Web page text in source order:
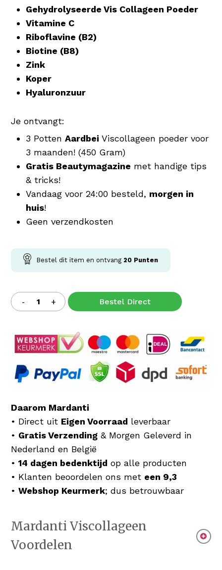
Gehydrolyseerde Vis Collageen Poeder
Vitamine C
Riboflavine (B2)
Biotine (B8)
Zink
Koper
Hyaluronzuur
Je ontvangt:
3 PottenAardbei Viscollageen poeder voor
3 maanden! (450 Gram)
Gratis Beautymagazine met handige tips
& tricks!
Vandaag voor 24:00 besteld, morgen in
huis!
Geen verzendkosten
Bestel dit item en ontvang 20 Punten
Bestel Direct
Daarom Mardanti
• Direct uit Eigen Voorraad leverbaar
• Gratis Verzending & Morgen Geleverd in
Nederland en België
•14 dagen bedenktijd op alle producten
• Klanten beoordelen ons met een 9,3
•Webshop Keurmerk; dus betrouwbaar
Mardanti Viscollageen
Voordelen